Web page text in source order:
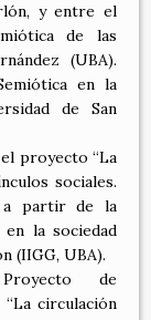
y entre el
de las
(UBA).
en la
de San
proyecto “La
sociales.
a partir de la
la sociedad
(IIGG, UBA).
de
circulación